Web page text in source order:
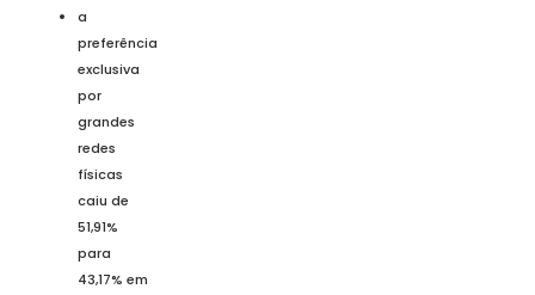
a
preferência
exclusiva
por
grandes
redes
físicas
caiu de
51,91%
para
43,17% em